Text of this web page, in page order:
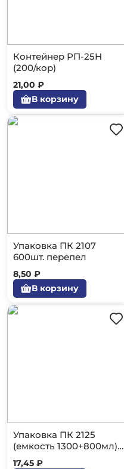
Контейнер РП-25Н
(200/кор)
21,00 ₽
В корзину
Упаковка ПК 2107
600шт. перепел
8,50 ₽
В корзину
Упаковка ПК 2125
(емкость 1300+800мл)
200шт.
17,45 ₽